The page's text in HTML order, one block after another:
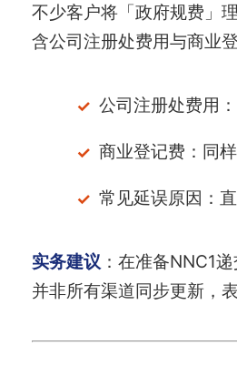
不少客户将「政府规费」
含公司注册处费用与商业
公司注册处费用
商业登记费：同
常见延误原因：
实务建议 ：在准备NNC1
并非所有渠道同步更新，